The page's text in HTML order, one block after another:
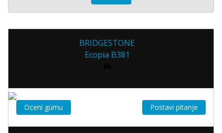
BRIDGESTONE
Ecopia B381
Oceni gumu Postavi pitanje